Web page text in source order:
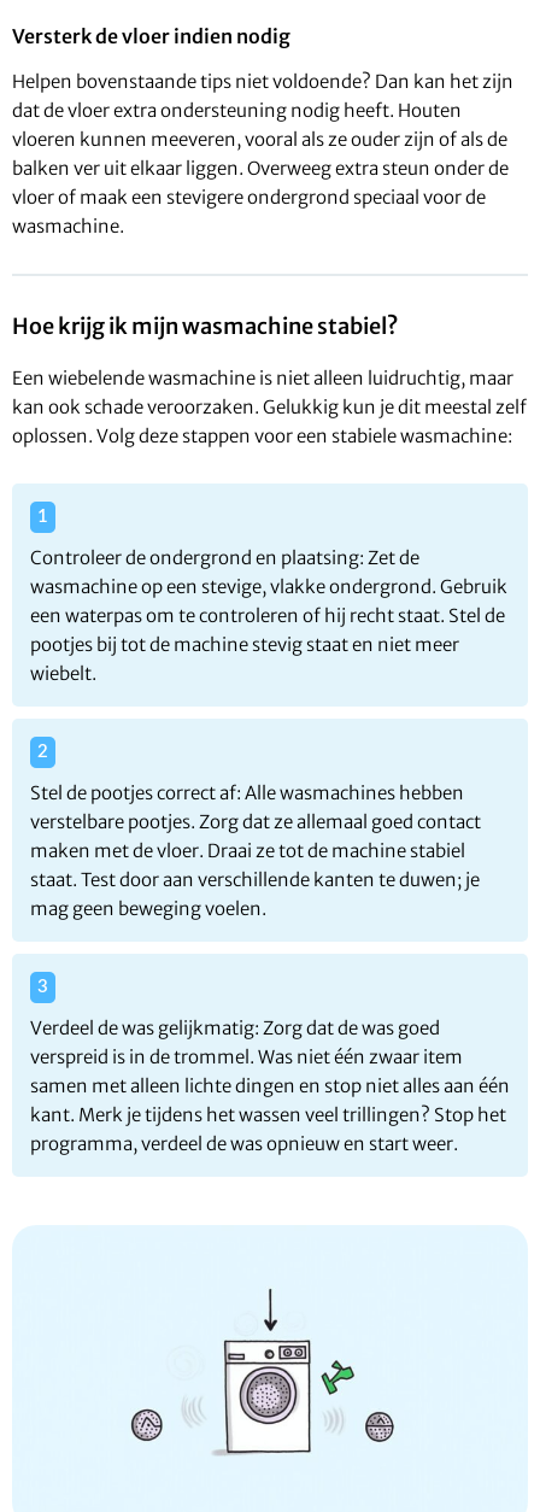
Versterk de vloer indien nodig
Helpen bovenstaande tips niet voldoende? Dan kan het zijn
dat de vloer extra ondersteuning nodig heeft. Houten
vloeren kunnen meeveren, vooral als ze ouder zijn of als de
balken ver uit elkaar liggen. Overweeg extra steun onder de
vloer of maak een stevigere ondergrond speciaal voor de
wasmachine.
Hoe krijg ik mijn wasmachine stabiel?
Een wiebelende wasmachine is niet alleen luidruchtig, maar
kan ook schade veroorzaken. Gelukkig kun je dit meestal zelf
oplossen. Volg deze stappen voor een stabiele wasmachine:
Controleer de ondergrond en plaatsing: Zet de
wasmachine op een stevige, vlakke ondergrond. Gebruik
een waterpas om te controleren of hij recht staat. Stel de
pootjes bij tot de machine stevig staat en niet meer
wiebelt.
Stel de pootjes correct af: Alle wasmachines hebben
verstelbare pootjes. Zorg dat ze allemaal goed contact
maken met de vloer. Draai ze tot de machine stabiel
staat. Test door aan verschillende kanten te duwen; je
mag geen beweging voelen.
Verdeel de was gelijkmatig: Zorg dat de was goed
verspreid is in de trommel. Was niet één zwaar item
samen met alleen lichte dingen en stop niet alles aan één
kant. Merk je tijdens het wassen veel trillingen? Stop het
programma, verdeel de was opnieuw en start weer.